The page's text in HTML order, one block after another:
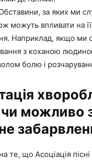
за яких ми
можуть впливати на
Наприклад, якщо ми
з коханою
болю і
чи можливо
те, що Асоціація